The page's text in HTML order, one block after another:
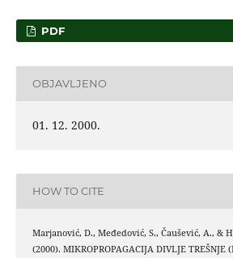
PDF
OBJAVLJENO
01. 12. 2000.
HOW TO CITE
Marjanović, D., Međedović, S., Čaušević, A., &
(2000). MIKROPROPAGACIJA DIVLJE